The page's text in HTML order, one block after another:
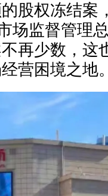
股权冻结案
场监督管理
再少数，这
营困境之地